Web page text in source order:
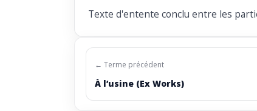
Texte d'entente conclu entre les
← Terme précédent
À l’usine (Ex Works)